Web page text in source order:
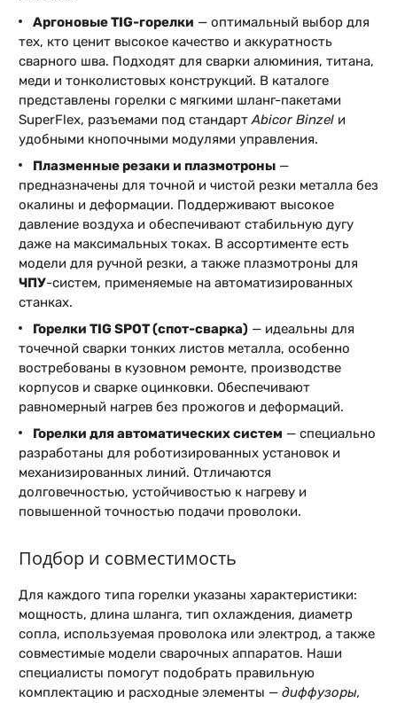
Аргоновые TIG-горелки — оптимальный выбор для
тех, кто ценит высокое качество и аккуратность
сварного шва. Подходят для сварки алюминия, титана,
меди и тонколистовых конструкций. В каталоге
представлены горелки с мягкими шланг-пакетами
SuperFlex, разъемами под стандартAbicor Binzel и
удобными кнопочными модулями управления.
Плазменные резаки и плазмотроны —
предназначены для точной и чистой резки металла без
окалины и деформации. Поддерживают высокое
давление воздуха и обеспечивают стабильную дугу
даже на максимальных токах. В ассортименте есть
модели для ручной резки, а также плазмотроны для
ЧПУ-систем, применяемые на автоматизированных
станках.
Горелки TIG SPOT (спот-сварка) — идеальны для
точечной сварки тонких листов металла, особенно
востребованы в кузовном ремонте, производстве
корпусов и сварке оцинковки. Обеспечивают
равномерный нагрев без прожогов и деформаций.
Горелки для автоматических систем — специально
разработаны для роботизированных установок и
механизированных линий. Отличаются
долговечностью, устойчивостью к нагреву и
повышенной точностью подачи проволоки.
Подбор и совместимость
Для каждого типа горелки указаны характеристики:
мощность, длина шланга, тип охлаждения, диаметр
сопла, используемая проволока или электрод, а также
совместимые модели сварочных аппаратов. Наши
специалисты помогут подобрать правильную
комплектацию и расходные элементы — диффузоры,